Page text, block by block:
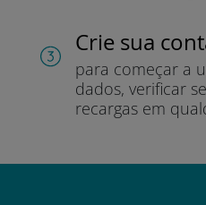
Crie sua
para começar a
dados, verificar
recargas em